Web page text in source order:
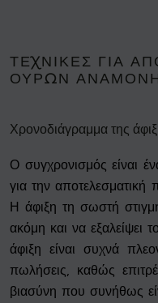
ΤΕΧΝΙΚΈΣ ΓΙΑ
ΟΥΡΏΝ
Χρονοδιάγραμμα της
Ο συγχρονισμός είναι
για την
Η άφιξη τη σωστή
ακόμη και να εξαλείψει
άφιξη είναι συχνά
πωλήσεις, καθώς
βιασύνη που συνήθως